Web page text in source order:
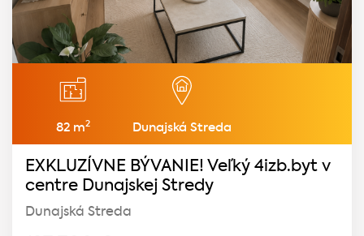
82 m2 Dunajská Streda
EXKLUZÍVNE BÝVANIE! Veľký 4izb.byt v
centre Dunajskej Stredy
Dunajská Streda